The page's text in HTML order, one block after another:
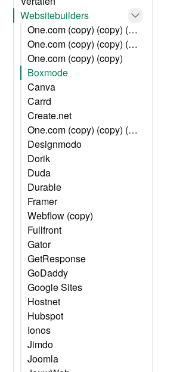
Websitebuilders
One.com (copy) (copy) (copy) (copy)
One.com (copy) (copy) (copy) (copy)
One.com (copy) (copy)
Boxmode
Canva
Carrd
Create.net
One.com (copy) (copy) (copy) (copy) (copy)
Designmodo
Dorik
Duda
Durable
Framer
Webflow (copy)
Fullfront
Gator
GetResponse
GoDaddy
Google Sites
Hostnet
Hubspot
Ionos
Jimdo
Joomla